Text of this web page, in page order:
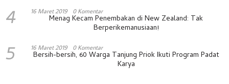
4 16 Maret 2019 0 Komentar
Menag Kecam Penembakan di New Zealand: Tak
Berperikemanusiaan!
5 16 Maret 2019 0 Komentar
Bersih-bersih, 60 Warga Tanjung Priok Ikuti Program Padat
Karya